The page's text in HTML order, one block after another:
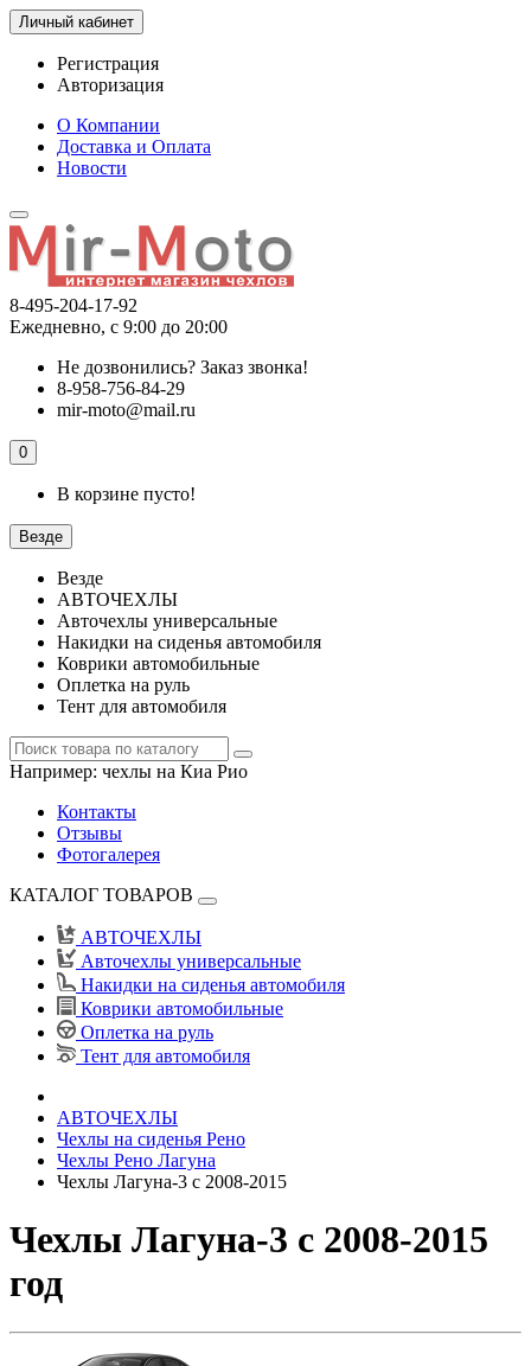
Личный кабинет
Регистрация
Авторизация
О Компании
Доставка и Оплата
Новости
8-495-204-17-92
Ежедневно, с 9:00 до 20:00
Не дозвонились? Заказ звонка!
8-958-756-84-29
mir-moto@mail.ru
0
В корзине пусто!
Везде
Везде
АВТОЧЕХЛЫ
Авточехлы универсальные
Накидки на сиденья автомобиля
Коврики автомобильные
Оплетка на руль
Тент для автомобиля
Например: чехлы на Киа Рио
Контакты
Отзывы
Фотогалерея
КАТАЛОГ ТОВАРОВ
АВТОЧЕХЛЫ
Авточехлы универсальные
Накидки на сиденья автомобиля
Коврики автомобильные
Оплетка на руль
Тент для автомобиля
АВТОЧЕХЛЫ
Чехлы на сиденья Рено
Чехлы Рено Лагуна
Чехлы Лагуна-3 с 2008-2015
Чехлы Лагуна-3 с 2008-2015
год